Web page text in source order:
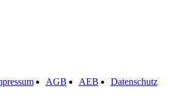
AGB AEB Datenschutz